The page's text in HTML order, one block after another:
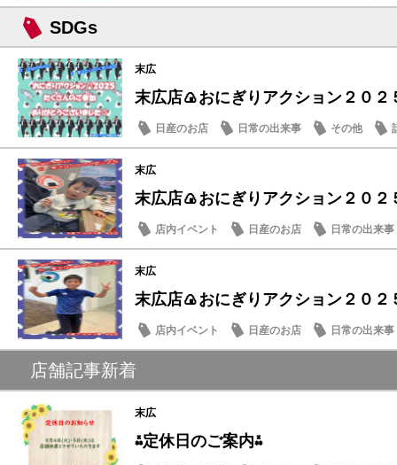
SDGs
末広
末広店🍙おにぎりアクション２０２
日産のお店 日常の出来事 その他
末広
末広店🍙おにぎりアクション２０２
店内イベント 日産のお店 日常の出来事
末広
末広店🍙おにぎりアクション２０２
店内イベント 日産のお店 日常の出来事
店舗記事新着
末広
⁂定休日のご案内⁂